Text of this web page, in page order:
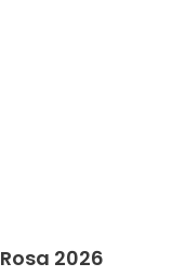
2026